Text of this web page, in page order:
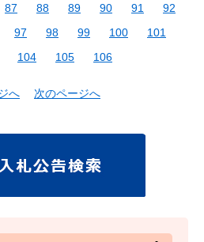
87 88 89 90 91
92
97 98 99 100
101
104 105 106
へ 次のページへ